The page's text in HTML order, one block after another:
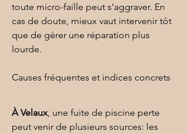
toute micro-faille peut s’aggraver. En
cas de doute, mieux vaut intervenir tôt
que de gérer une réparation plus
lourde.
Causes fréquentes et indices concrets
À Velaux, une fuite de piscine perte
peut venir de plusieurs sources: les